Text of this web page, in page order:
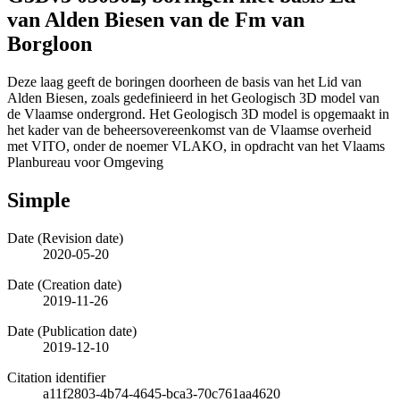
van Alden Biesen van de Fm van
Borgloon
Deze laag geeft de boringen doorheen de basis van het Lid van
Alden Biesen, zoals gedefinieerd in het Geologisch 3D model van
de Vlaamse ondergrond. Het Geologisch 3D model is opgemaakt in
het kader van de beheersovereenkomst van de Vlaamse overheid
met VITO, onder de noemer VLAKO, in opdracht van het Vlaams
Planbureau voor Omgeving
Simple
Date (Revision date)
2020-05-20
Date (Creation date)
2019-11-26
Date (Publication date)
2019-12-10
Citation identifier
a11f2803-4b74-4645-bca3-70c761aa4620